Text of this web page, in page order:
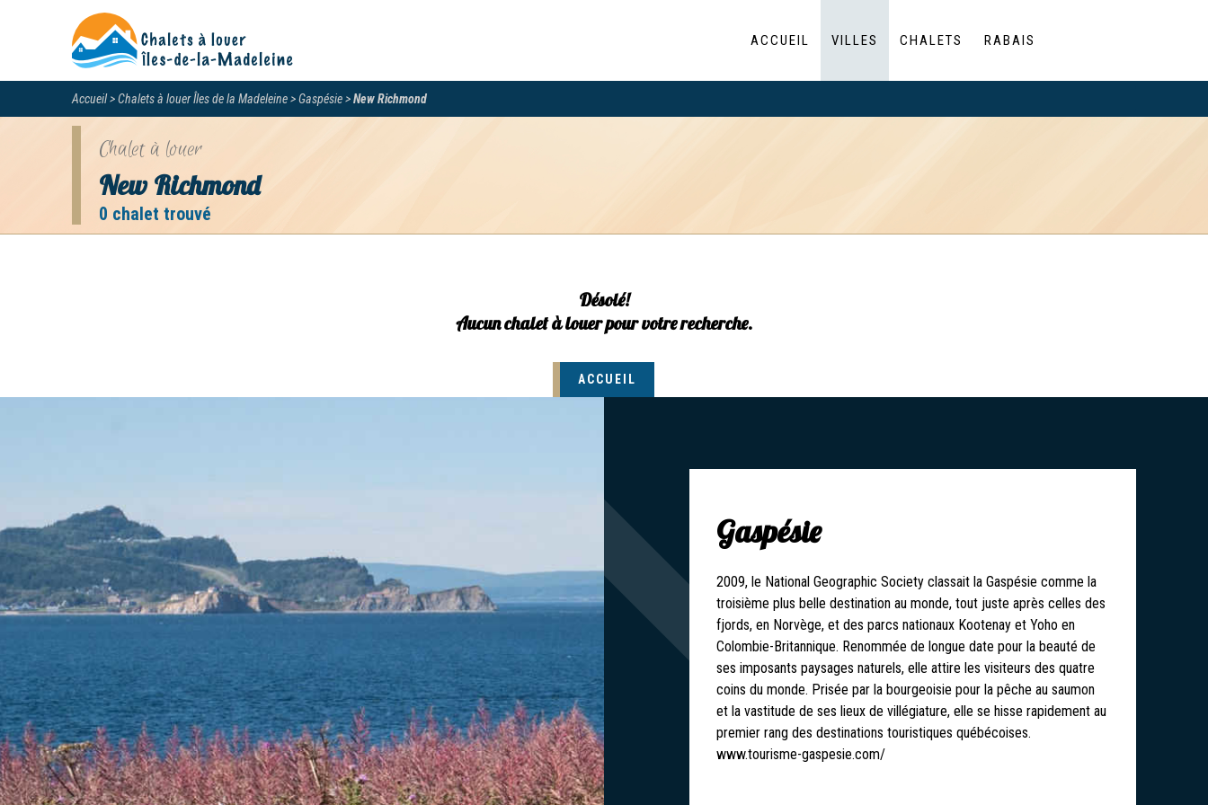
ACCUEIL VILLES CHALETS RABAIS
Accueil Chalets à louer Îles de la Madeleine Gaspésie New Richmond
Chalet à louer
New Richmond
0 chalet trouvé
Désolé!
Aucun chalet à louer pour votre recherche.
ACCUEIL
Gaspésie
2009, le National Geographic Society classait la Gaspésie comme la
troisième plus belle destination au monde, tout juste après celles des
fjords, en Norvège, et des parcs nationaux Kootenay et Yoho en
Colombie-Britannique. Renommée de longue date pour la beauté de
ses imposants paysages naturels, elle attire les visiteurs des quatre
coins du monde. Prisée par la bourgeoisie pour la pêche au saumon
et la vastitude de ses lieux de villégiature, elle se hisse rapidement au
premier rang des destinations touristiques québécoises.
www.tourisme-gaspesie.com/